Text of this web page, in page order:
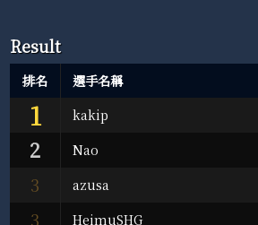
Result
排名 選手名稱
1 kakip
2 Nao
3 azusa
3
HeimuSHG